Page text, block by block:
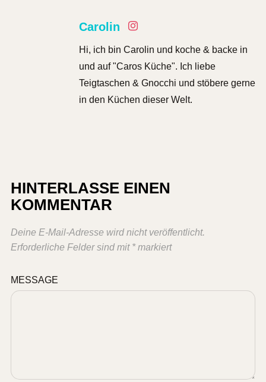
Carolin
Hi, ich bin Carolin und koche & backe in
und auf "Caros Küche". Ich liebe
Teigtaschen & Gnocchi und stöbere gerne
in den Küchen dieser Welt.
HINTERLASSE EINEN
KOMMENTAR
Deine E-Mail-Adresse wird nicht veröffentlicht.
Erforderliche Felder sind mit *markiert
MESSAGE